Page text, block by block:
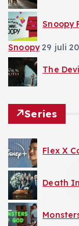
Snoopy
Snoopy 29 juli
The
Series
Flex X
Death